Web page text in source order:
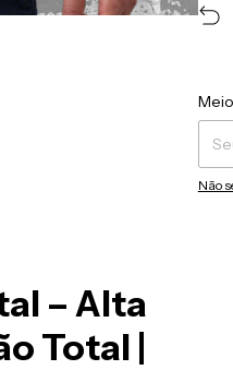
Não
– Alta
Total |